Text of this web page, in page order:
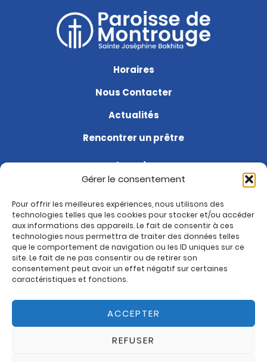
Gérer le consentement
Pour offrir les meilleures expériences, nous utilisons des
technologies telles que les cookies pour stocker et/ou accéder
aux informations des appareils. Le fait de consentir à ces
technologies nous permettra de traiter des données telles
que le comportement de navigation ou les ID uniques sur ce
site. Le fait de ne pas consentir ou de retirer son
consentement peut avoir un effet négatif sur certaines
caractéristiques et fonctions.
ACCEPTER
REFUSER
Horaires
Nous Contacter
Actualités
Rencontrer un prêtre
Agenda
Questions fréquentes
Je suis nouveau
Rejoignez-nous sur :
Paroisse de Montrouge